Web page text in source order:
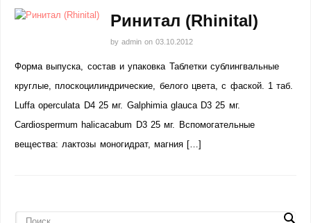
Ринитал (Rhinital)
by admin on 03.10.2012
Форма выпуска, состав и упаковка Таблетки сублингвальные
круглые, плоскоцилиндрические, белого цвета, с фаской. 1 таб.
Luffa operculata D4 25 мг. Galphimia glauca D3 25 мг.
Cardiospermum halicacabum D3 25 мг. Вспомогательные
вещества: лактозы моногидрат, магния […]